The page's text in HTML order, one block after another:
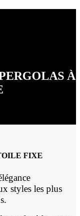
À
FIXE
styles les plus